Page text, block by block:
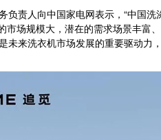
人向中国家电网表示，“中国
市场规模大，潜在的需求场景丰
来洗衣机市场发展的重要驱动